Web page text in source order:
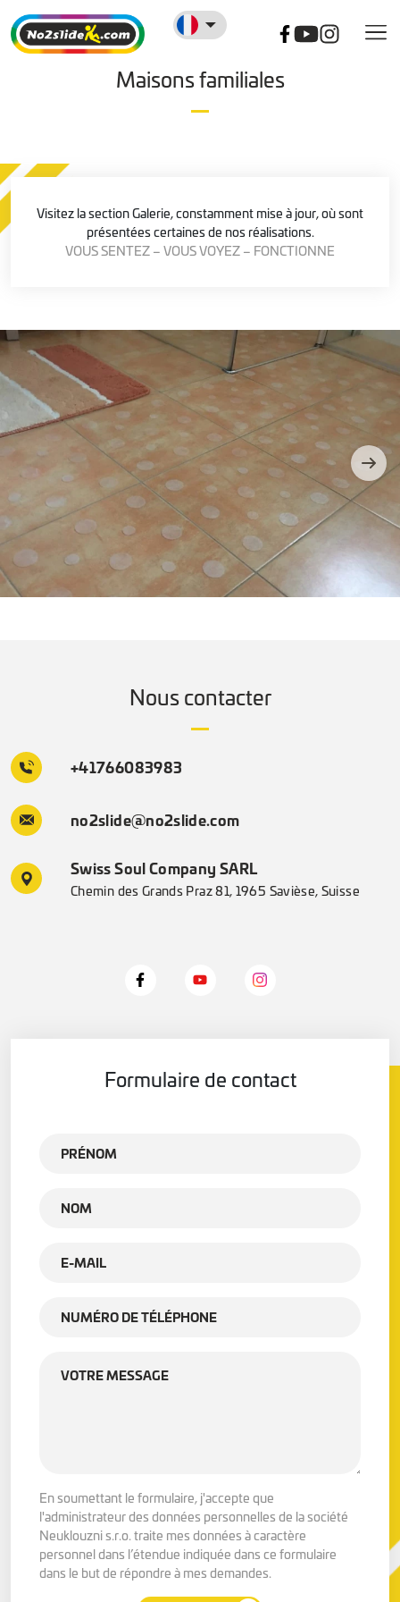
Maisons familiales
Visitez la section Galerie, constamment mise à jour, où sont
présentées certaines de nos réalisations.
VOUS SENTEZ – VOUS VOYEZ – FONCTIONNE
Nous contacter
+41766083983
no2slide@no2slide.com
Swiss Soul Company SARL
Chemin des Grands Praz 81, 1965 Savièse, Suisse
Formulaire de contact
En soumettant le formulaire, j'accepte que
l'administrateur des données personnelles de la société
Neuklouzni s.r.o. traite mes données à caractère
personnel dans l’étendue indiquée dans ce formulaire
dans le but de répondre à mes demandes.